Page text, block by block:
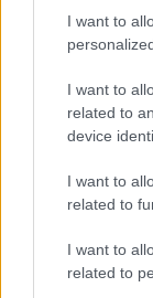
I want to
I want to
related to
device
I want to
related to
I want to
related to
Ripensare le
donatori